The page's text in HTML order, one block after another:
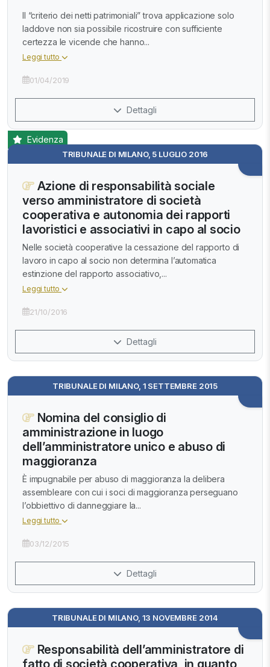
Il “criterio dei netti patrimoniali” trova applicazione solo
laddove non sia possibile ricostruire con sufficiente
certezza le vicende che hanno...
Leggi tutto
01/04/2019
Dettagli
TRIBUNALE DI MILANO, 5 LUGLIO 2016
Evidenza
Azione di responsabilità sociale
verso amministratore di società
cooperativa e autonomia dei rapporti
lavoristici e associativi in capo al socio
Nelle società cooperative la cessazione del rapporto di
lavoro in capo al socio non determina l’automatica
estinzione del rapporto associativo,...
Leggi tutto
21/10/2016
Dettagli
TRIBUNALE DI MILANO, 1 SETTEMBRE 2015
Nomina del consiglio di
amministrazione in luogo
dell’amministratore unico e abuso di
maggioranza
È impugnabile per abuso di maggioranza la delibera
assembleare con cui i soci di maggioranza perseguano
l’obbiettivo di danneggiare la...
Leggi tutto
03/12/2015
Dettagli
TRIBUNALE DI MILANO, 13 NOVEMBRE 2014
Responsabilità dell’amministratore di
fatto di società cooperativa, in quanto